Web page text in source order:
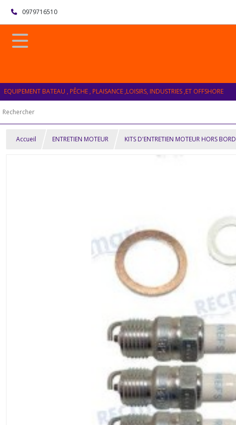
0979716510
EQUIPEMENT BATEAU , PÊCHE , PLAISANCE ,LOISIRS, INDUSTRIES ,ET OFFSHORE
Accueil ENTRETIEN MOTEUR KITS D'ENTRETIEN MOTEUR HORS BORD